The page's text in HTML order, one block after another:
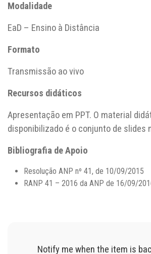
Modalidade
EaD – Ensino à Distância
Formato
Transmissão ao vivo
Recursos didáticos
Apresentação em PPT. O material
disponibilizado é o conjunto de slides
Bibliografia de Apoio
Resolução ANP nº 41, de 10/09/2015
RANP 41 – 2016 da ANP de 16/09/
Notify me when the item is